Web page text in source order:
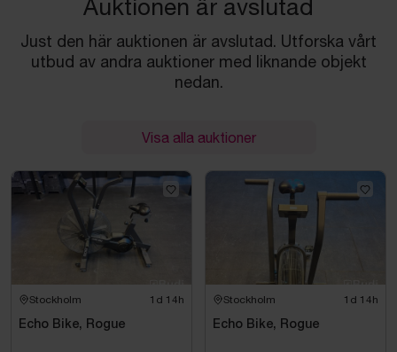
Auktionen är avslutad
Just den här auktionen är avslutad. Utforska vårt
utbud av andra auktioner med liknande objekt
nedan.
Visa alla auktioner
Stockholm 1d 14h
Echo Bike, Rogue
Stockholm 1d 14h
Echo Bike, Rogue